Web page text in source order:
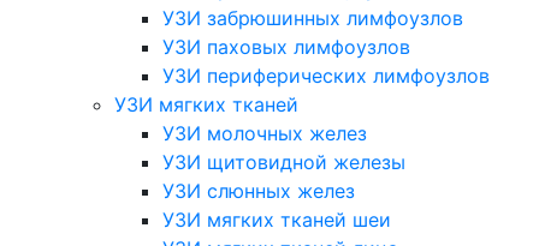
УЗИ забрюшинных лимфоузлов
УЗИ паховых лимфоузлов
УЗИ периферических лимфоузлов
УЗИ мягких тканей
УЗИ молочных желез
УЗИ щитовидной железы
УЗИ слюнных желез
УЗИ мягких тканей шеи